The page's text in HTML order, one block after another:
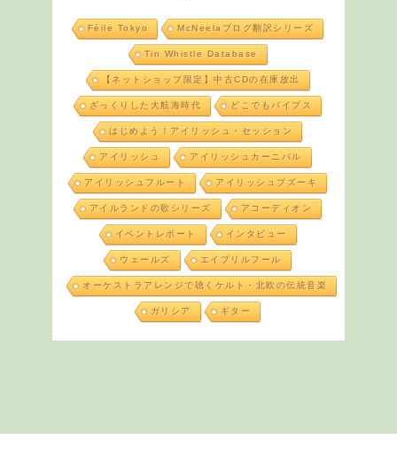
Féile Tokyo McNeelaブログ翻訳シリーズ
Tin Whistle Database
【ネットショップ限定】中古CDの在庫放出
ざっくりした大航海時代 どこでもパイプス
はじめよう！アイリッシュ・セッション
アイリッシュ アイリッシュカーニバル
アイリッシュフルート アイリッシュブズーキ
アイルランドの歌シリーズ アコーディオン
イベントレポート インタビュー
ウェールズ エイプリルフール
オーケストラアレンジで聴くケルト・北欧の伝統音楽
ガリシア ギター